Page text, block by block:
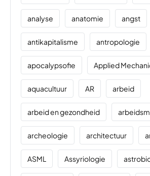
analyse anatomie angst
antikapitalisme antropologie
apocalypsofie Applied
aquacultuur AR arbeid
arbeid en gezondheid
archeologie architectuur
ASML Assyriologie